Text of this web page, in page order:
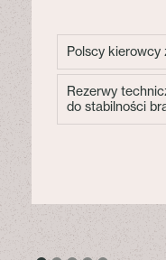
Polscy kierowcy
Rezerwy
do stabilności